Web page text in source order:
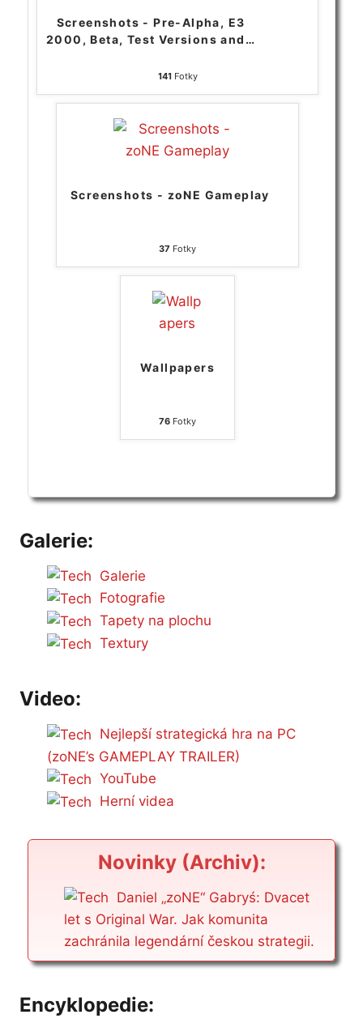
Screenshots - Pre-Alpha, E3
2000, Beta, Test Versions and …
141Fotky
Screenshots - zoNE Gameplay
37 Fotky
Wallpapers
76 Fotky
Galerie:
Galerie
Fotografie
Tapety na plochu
Textury
Video:
Nejlepší strategická hra na PC
(zoNE’s GAMEPLAY TRAILER)
YouTube
Herní videa
Novinky (Archiv):
Daniel „zoNE“ Gabryś: Dvacet
let s Original War. Jak komunita
zachránila legendární českou strategii.
Encyklopedie: